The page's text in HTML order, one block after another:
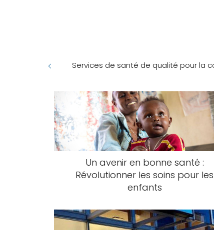
Services de santé de qualité pour la
Un avenir en bonne santé :
Révolutionner les soins pour les
enfants